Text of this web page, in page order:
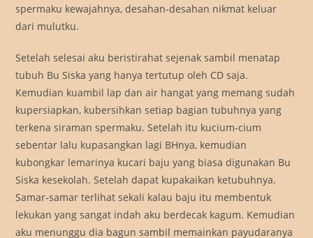
spermaku kewajahnya, desahan-desahan nikmat keluar
dari mulutku.
Setelah selesai aku beristirahat sejenak sambil menatap
tubuh Bu Siska yang hanya tertutup oleh CD saja.
Kemudian kuambil lap dan air hangat yang memang sudah
kupersiapkan, kubersihkan setiap bagian tubuhnya yang
terkena siraman spermaku. Setelah itu kucium-cium
sebentar lalu kupasangkan lagi BHnya, kemudian
kubongkar lemarinya kucari baju yang biasa digunakan Bu
Siska kesekolah. Setelah dapat kupakaikan ketubuhnya.
Samar-samar terlihat sekali kalau baju itu membentuk
lekukan yang sangat indah aku berdecak kagum. Kemudian
aku menunggu dia bagun sambil memainkan payudaranya